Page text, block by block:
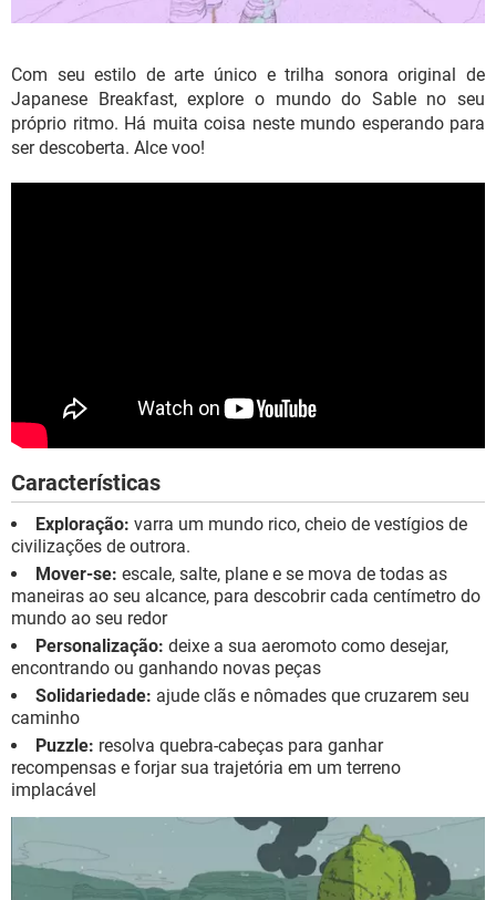
Com seu estilo de arte único e trilha sonora original de
Japanese Breakfast, explore o mundo do Sable no seu
próprio ritmo. Há muita coisa neste mundo esperando para
ser descoberta. Alce voo!
Características
Exploração: varra um mundo rico, cheio de vestígios de
civilizações de outrora.
Mover-se: escale, salte, plane e se mova de todas as
maneiras ao seu alcance, para descobrir cada centímetro do
mundo ao seu redor
Personalização: deixe a sua aeromoto como desejar,
encontrando ou ganhando novas peças
Solidariedade: ajude clãs e nômades que cruzarem seu
caminho
Puzzle: resolva quebra-cabeças para ganhar
recompensas e forjar sua trajetória em um terreno
implacável